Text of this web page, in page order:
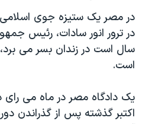
جهش
به
جستجو
ورزشی
گزیده‌ها
ویژه برنامه‌ها
فرهنگ و زندگی
حقوق شهروندی
جام جهانی ۲۰۲۶
عملیات خشم حماسی
۲۵۰سالگی آمریکا
مستندها
انتخابات ریاست جمهوری آمریکا ۲۰۲۴
فرکانس‌های صدای آمریکا
پخش رادیویی
یادگیری زبان انگلیسی
دنبال کنید
در مصر يک ستيزه جوی
سال است در زندان بسر می
است.
يک دادگاه مصر در ماه می رای